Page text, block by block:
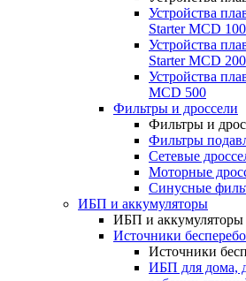
Устройства
Starter MCD 100
Устройства
Starter MCD 200
Устройства
MCD 500
Фильтры и дроссели
Фильтры и
Фильтры
Сетевые
Моторные
Синусные
ИБП и аккумуляторы
ИБП и аккумуляторы
Источники
Источники
ИБП для дома,